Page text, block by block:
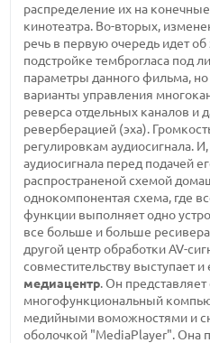
распределение их на
кинотеатра. Во-вторых,
речь в первую очередь идет об
подстройке темброгласа под
параметры данного фильма,
варианты управления
реверса отдельных каналов и
реверберацией (эха).
регулировкам аудиосигнала.
аудиосигнала перед подачей
распространеной схемой
однокомпонентая схема, где
функции выполняет одно
все больше и больше
другой центр обработки AV-
совместительству выступает и
медиацентр. Он представляет
многофункциональный
медийными воможностями и
оболочкой "MediaPlayer". Она